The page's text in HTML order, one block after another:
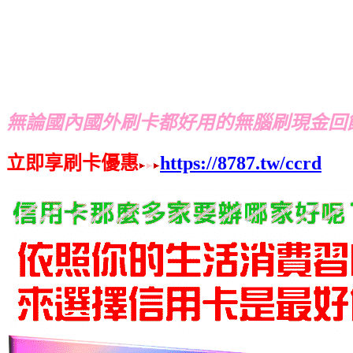
無論國內國外刷卡都好用的無腦刷現金回
立即享刷卡優惠
https://8787.tw/ccrd